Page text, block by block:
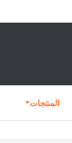
المنتجات